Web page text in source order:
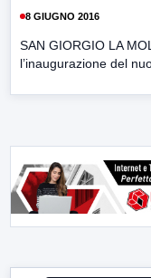
8 GIUGNO 2016
SAN GIORGIO LA
l’inaugurazione del